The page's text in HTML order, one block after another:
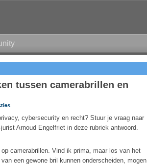
tussen camerabrillen en
cybersecurity en recht? Stuur je vraag naar
Arnoud Engelfriet in deze rubriek antwoord.
camerabrillen. Vind ik prima, maar los van het
een gewone bril kunnen onderscheiden, mogen